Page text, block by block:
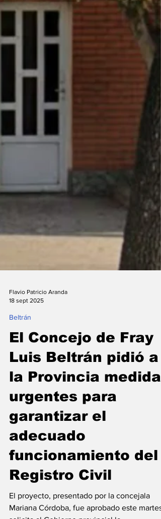
Flavio Patricio Aranda
18 sept 2025
El Concejo de Fray
Luis Beltrán pidió a
la Provincia
urgentes para
garantizar el
adecuado
funcionamiento del
Registro Civil